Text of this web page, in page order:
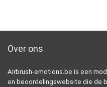
Over ons
Airbrush-emotions.be is een
en beoordelingswebsite die de